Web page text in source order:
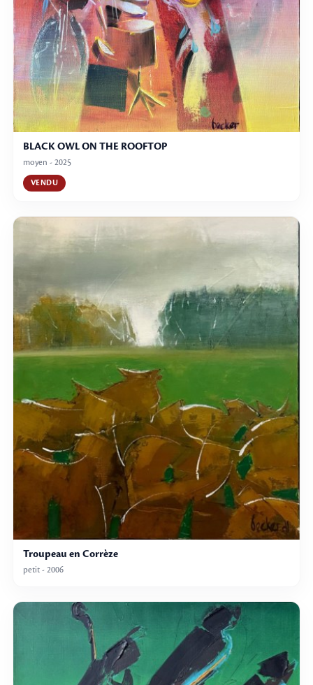
BLACK OWL ON THE ROOFTOP
moyen - 2025
VENDU
Troupeau en Corrèze
petit - 2006